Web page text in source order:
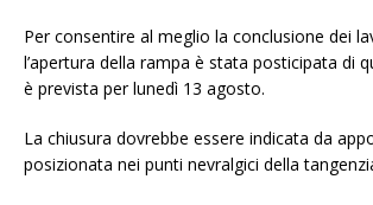
Per consentire al meglio la conclusione dei
l’apertura della rampa è stata posticipata di
è prevista per lunedì 13 agosto.
La chiusura dovrebbe essere indicata da
posizionata nei punti nevralgici della